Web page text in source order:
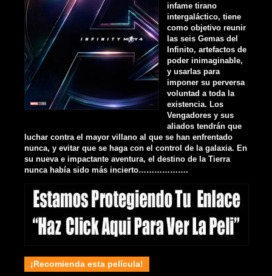
infame tirano
intergaláctico, tiene
como objetivo reunir
las seis Gemas del
Infinito, artefactos de
poder inimaginable,
y usarlas para
imponer su perversa
voluntad a toda la
existencia. Los
Vengadores y sus
aliados tendrán que
luchar contra el mayor villano al que se han enfrentado
nunca, y evitar que se haga con el control de la galaxia. En
su nueva e impactante aventura, el destino de la Tierra
nunca había sido más incierto……………….
¡Recomienda esta película!